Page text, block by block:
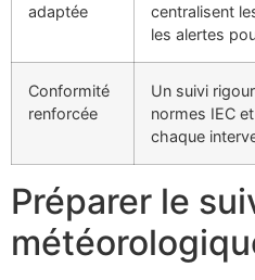
adaptée
centralisent
les alertes
Conformité
renforcée
Un suivi
normes IEC
chaque
Préparer le